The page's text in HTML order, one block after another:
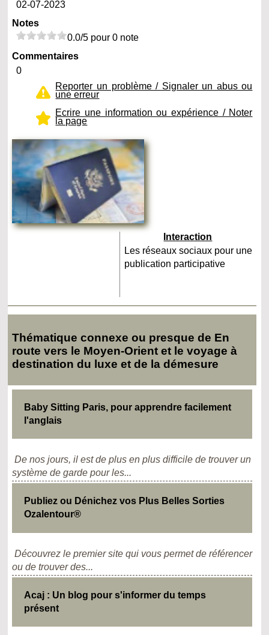
02-07-2023
Notes
0.0/5 pour 0 note
Commentaires
0
Reporter un problème / Signaler un abus ou
une erreur
Ecrire une information ou expérience / Noter
la page
Interaction
Les réseaux sociaux pour une
publication participative
Thématique connexe ou presque de En
route vers le Moyen-Orient et le voyage à
destination du luxe et de la démesure
Baby Sitting Paris, pour apprendre facilement
l'anglais
De nos jours, il est de plus en plus difficile de trouver un
système de garde pour les...
Publiez ou Dénichez vos Plus Belles Sorties
Ozalentour®
Découvrez le premier site qui vous permet de référencer
ou de trouver des...
Acaj : Un blog pour s'informer du temps
présent